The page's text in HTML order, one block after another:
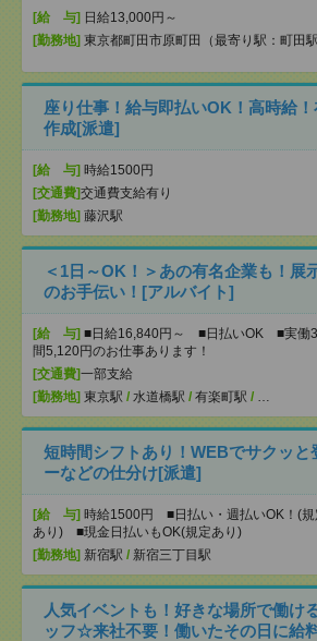
[給 与] 日給13,000円～
[勤務地] 東京都町田市原町田（最寄り駅：町田駅
座り仕事！給与即払いOK！高時給
作成[派遣]
[給 与] 時給1500円
[交通費]交通費支給有り
[勤務地] 藤沢駅
＜1日～OK！＞あの有名企業も！展
のお手伝い！[アルバイト]
[給 与] ■日給16,840円～ ■日払いOK ■実働
間5,120円のお仕事あります！
[交通費]一部支給
[勤務地] 東京駅 / 水道橋駅 / 有楽町駅 / …
短時間シフトあり！WEBでサクッと
ーなどの仕分け[派遣]
[給 与] 時給1500円 ■日払い・週払いOK！(規
あり) ■現金日払いもOK(規定あり)
[勤務地] 新宿駅 / 新宿三丁目駅
人気イベントも！好きな場所で働け
ッフ☆来社不要！働いたその日に給